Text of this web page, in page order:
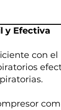
y Efectiva
con